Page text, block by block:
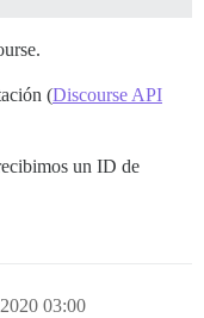
(Discourse API
un ID de
03:00